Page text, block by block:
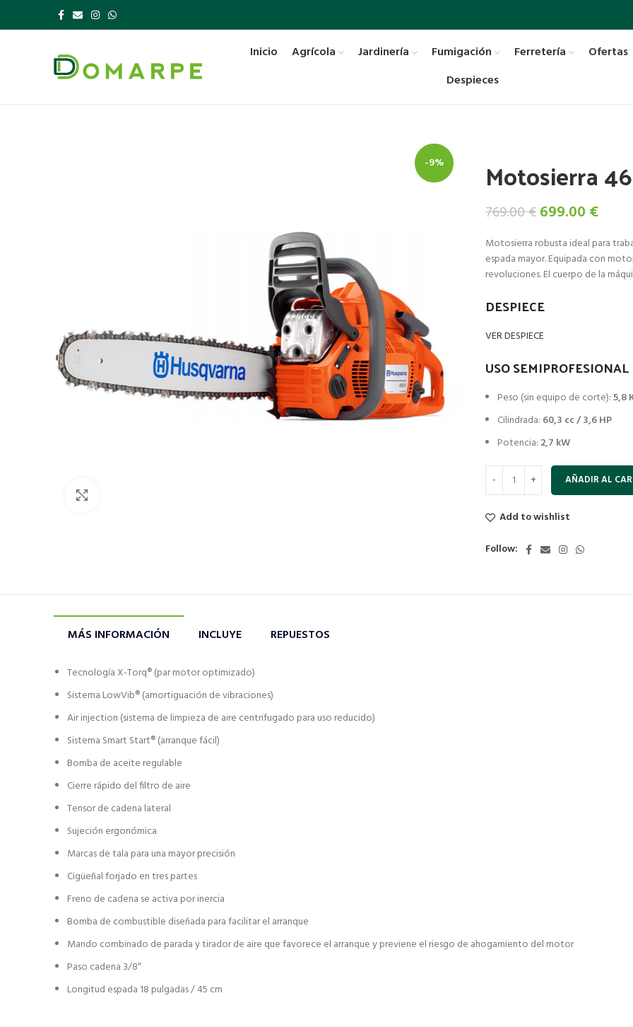
Inicio Agrícola Jardinería Fumigación Ferretería Ofertas
Despieces
-9% Motosierra
769.00€El
original
era:
769.00 €.
699.00 €El
es:
Motosierra robusta ideal para
espada mayor. Equipada con
revoluciones. El cuerpo de la
DESPIECE
VER DESPIECE
USO SEMIPROFESIONAL
Peso (sin equipo de corte):5,8
Cilindrada: 60,3 cc / 3,6 HP
Potencia: 2,7 kW
AÑADIR AL
Add to wishlist
Follow:
MÁS INFORMACIÓN INCLUYE REPUESTOS
Tecnología X-Torq® (par motor optimizado)
Sistema LowVib® (amortiguación de vibraciones)
Air injection (sistema de limpieza de aire centrifugado para uso reducido)
Sistema Smart Start® (arranque fácil)
Bomba de aceite regulable
Cierre rápido del filtro de aire
Tensor de cadena lateral
Sujeción ergonómica
Marcas de tala para una mayor precisión
Cigüeñal forjado en tres partes
Freno de cadena se activa por inercia
Bomba de combustible diseñada para facilitar el arranque
Mando combinado de parada y tirador de aire que favorece el arranque y previene el riesgo de ahogamiento del motor
Paso cadena 3/8″
Longitud espada 18 pulgadas / 45 cm